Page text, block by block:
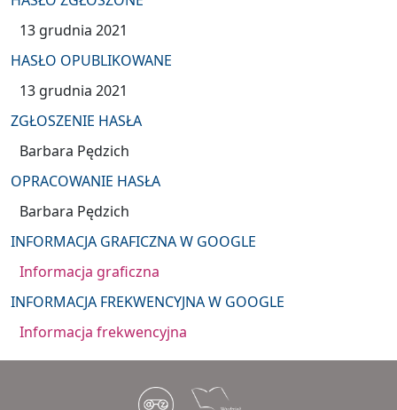
13 grudnia 2021
HASŁO OPUBLIKOWANE
13 grudnia 2021
ZGŁOSZENIE HASŁA
Barbara Pędzich
OPRACOWANIE HASŁA
Barbara Pędzich
INFORMACJA GRAFICZNA W GOOGLE
Informacja graficzna
INFORMACJA FREKWENCYJNA W GOOGLE
Informacja frekwencyjna